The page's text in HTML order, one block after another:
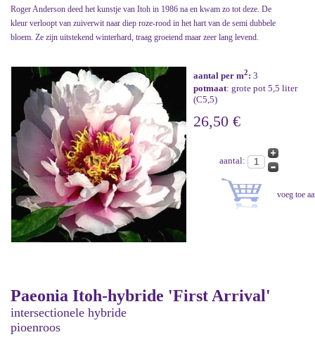
Roger Anderson deed het kunstje van Itoh in 1986 na en kwam zo tot deze. De
kleur verloopt van zuiverwit naar diep roze-rood in het hart van de semi dubbele
bloem. Ze zijn uitstekend winterhard, traag groeiend maar zeer lang levend.
aantal per m2: 3
potmaat: grote pot 5,5 liter
(C5,5)
26,50 €
aantal:
Paeonia Itoh-hybride 'First Arrival'
intersectionele hybride
pioenroos